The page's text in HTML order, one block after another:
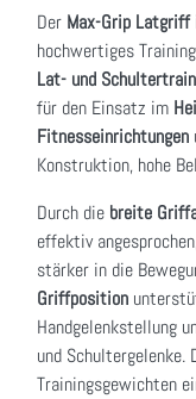
Der Max-Grip Latgriff
hochwertiges
Lat- und
für den Einsatz im
Fitnesseinrichtungen
Konstruktion, hohe
Durch die breite
effektiv
stärker in die
Griffposition
Handgelenkstellung
und Schultergelenke.
Trainingsgewichten